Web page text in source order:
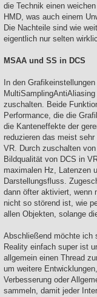
die Technik einen
HMD, was auch einem
Die Nachteile sind wie
eigentlich nur selten
MSAA und SS in DCS
In den
zuschalten. Beide
Performance, die die
die Kanteneffekte der
reduzieren das meist
VR. Durch zuschalten
Bildqualität von DCS in
maximalen Hz, Latenzen
Darstellungsfluss.
dann öfter aktiviert, wenn
nicht so störend ist, wie
allen Objekten, solange
Abschließend möchte ich
Reality einfach super ist
allgemein einen Thread
um weitere
Verbesserung oder
sammeln, damit jeder